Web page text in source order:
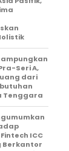
Seri A,
dari
Tenggara
ICC
Berkantor